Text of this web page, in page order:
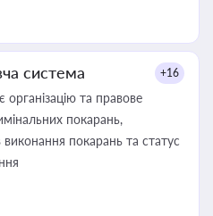
система +16
та правове
покарань,
виконання покарань та статус